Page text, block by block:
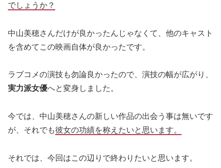
でしょうか？
中山美穂さんだけが良かったんじゃなくて、他のキャスト
を含めてこの映画自体が良かったです。
ラブコメの演技も勿論良かったので、演技の幅が広がり、
実力派女優へと変身しました。
今では、中山美穂さんの新しい作品の出会う事は無いです
が、それでも彼女の功績を称えたいと思います。
それでは、今回はこの辺りで終わりたいと思います。